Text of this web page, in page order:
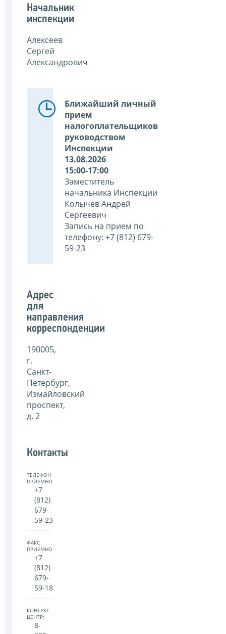
Начальник
инспекции
Алексеев
Сергей
Александрович
Ближайший личный
прием
налогоплательщиков
руководством
Инспекции
13.08.2026
15:00-17:00
Заместитель
начальника Инспекции
Колычев Андрей
Сергеевич
Запись на прием по
телефону: +7 (812) 679-
59-23
Адрес
для
направления
корреспонденции
190005,
г.
Санкт-
Петербург,
Измайловский
проспект,
д. 2
Контакты
ТЕЛЕФОН
ПРИЕМНОЙ:
+7
(812)
679-
59-23
ФАКС
ПРИЕМНОЙ:
+7
(812)
679-
59-18
КОНТАКТ-
ЦЕНТР:
8-